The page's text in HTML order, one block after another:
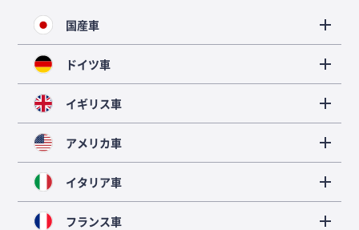
国産車
ドイツ車
イギリス車
アメリカ車
イタリア車
フランス車